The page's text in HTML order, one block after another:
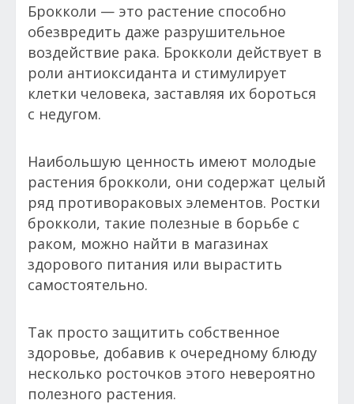
Брокколи — это растение способно
обезвредить даже разрушительное
воздействие рака. Брокколи действует в
роли антиоксиданта и стимулирует
клетки человека, заставляя их бороться
с недугом.
Наибольшую ценность имеют молодые
растения брокколи, они содержат целый
ряд противораковых элементов. Ростки
брокколи, такие полезные в борьбе с
раком, можно найти в магазинах
здорового питания или вырастить
самостоятельно.
Так просто защитить собственное
здоровье, добавив к очередному блюду
несколько росточков этого невероятно
полезного растения.